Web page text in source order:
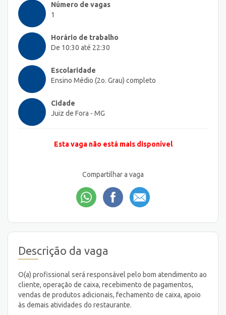
Número de vagas
1
Horário de trabalho
De 10:30 até 22:30
Escolaridade
Ensino Médio (2o. Grau) completo
Cidade
Juiz de Fora - MG
Esta vaga não está mais disponível
Compartilhar a vaga
Descrição da vaga
O(a) profissional será responsável pelo bom atendimento ao
cliente, operação de caixa, recebimento de pagamentos,
vendas de produtos adicionais, fechamento de caixa, apoio
às demais atividades do restaurante.